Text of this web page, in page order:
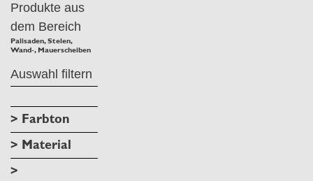
Produkte aus
dem Bereich
Palisaden, Stelen,
Wand-, Mauerscheiben
Auswahl filtern
> Farbton
> Material
>